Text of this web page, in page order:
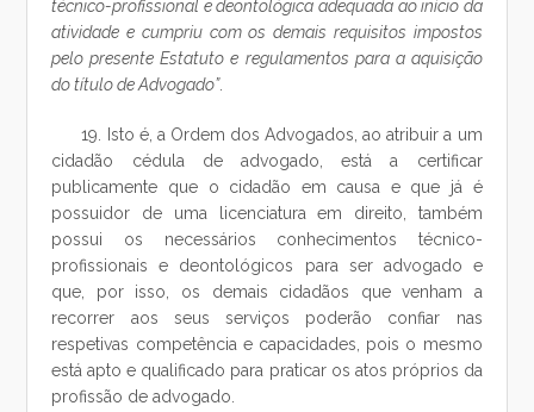
técnico-profissional e deontológica adequada ao início da
atividade e cumpriu com os demais requisitos impostos
pelo presente Estatuto e regulamentos para a aquisição
do título de Advogado”.
19. Isto é, a Ordem dos Advogados, ao atribuir a um
cidadão cédula de advogado, está a certificar
publicamente que o cidadão em causa e que já é
possuidor de uma licenciatura em direito, também
possui os necessários conhecimentos técnico-
profissionais e deontológicos para ser advogado e
que, por isso, os demais cidadãos que venham a
recorrer aos seus serviços poderão confiar nas
respetivas competência e capacidades, pois o mesmo
está apto e qualificado para praticar os atos próprios da
profissão de advogado.